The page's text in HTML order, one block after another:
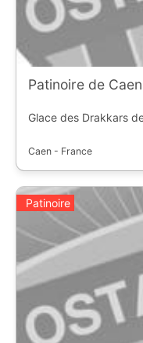
Patinoire de
Glace des Drakkars
Caen - France
Patinoire